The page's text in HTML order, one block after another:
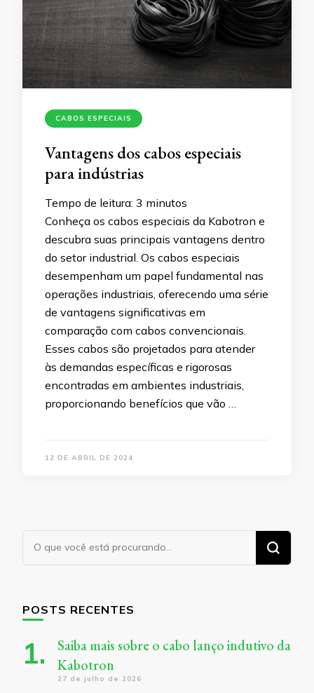
CABOS ESPECIAIS
Vantagens dos cabos especiais
para indústrias
Tempo de leitura: 3 minutos
Conheça os cabos especiais da Kabotron e
descubra suas principais vantagens dentro
do setor industrial. Os cabos especiais
desempenham um papel fundamental nas
operações industriais, oferecendo uma série
de vantagens significativas em
comparação com cabos convencionais.
Esses cabos são projetados para atender
às demandas específicas e rigorosas
encontradas em ambientes industriais,
proporcionando benefícios que vão …
12 DE ABRIL DE 2024
POSTS RECENTES
Saiba mais sobre o cabo lanço indutivo da
Kabotron
27 de julho de 2026